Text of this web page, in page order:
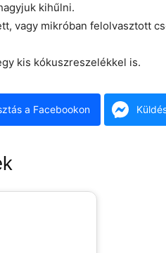
kihűlni.
vagy mikróban felolvasztott
kis kókuszreszelékkel is.
a Facebookon